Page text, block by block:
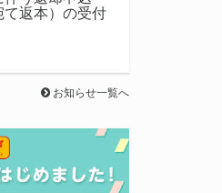
て返本）の受付
お知らせ一覧へ